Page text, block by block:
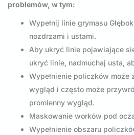
problemów, w tym:
Wypełnij linie grymasu
nozdrzami i ustami.
Aby ukryć linie pojawiające
ukryć linie, nadmuchaj usta,
Wypełnienie policzków
wygląd i często może
promienny wygląd.
Maskowanie worków pod
Wypełnienie obszaru